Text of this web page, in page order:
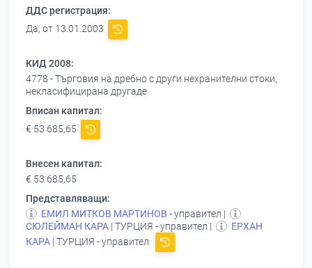
ДДС регистрация:
Да, от 13.01.2003
КИД 2008:
4778 - Търговия на дребно с други нехранителни стоки,
некласифицирана другаде
Вписан капитал:
€ 53 685,65
Внесен капитал:
€ 53 685,65
Представляващи:
ЕМИЛ МИТКОВ МАРТИНОВ - управител |
СЮЛЕЙМАН КАРА | ТУРЦИЯ - управител |
ЕРХАН
КАРА | ТУРЦИЯ - управител